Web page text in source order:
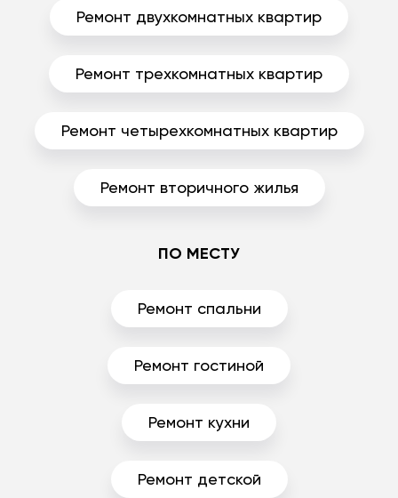
Ремонт двухкомнатных квартир
Ремонт трехкомнатных квартир
Ремонт четырехкомнатных квартир
Ремонт вторичного жилья
ПО МЕСТУ
Ремонт спальни
Ремонт гостиной
Ремонт кухни
Ремонт детской